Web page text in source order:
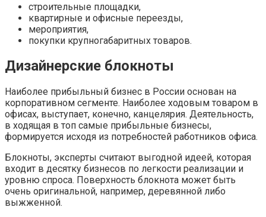
строительные площадки,
квартирные и офисные переезды,
мероприятия,
покупки крупногабаритных товаров.
Дизайнерские блокноты
Наиболее прибыльный бизнес в России основан на
корпоративном сегменте. Наиболее ходовым товаром в
офисах, выступает, конечно, канцелярия. Деятельность,
в ходящая в топ самые прибыльные бизнесы,
формируется исходя из потребностей работников офиса.
Блокноты, эксперты считают выгодной идеей, которая
входит в десятку бизнесов по легкости реализации и
уровню спроса. Поверхность блокнота может быть
очень оригинальной, например, деревянной либо
выжженной.